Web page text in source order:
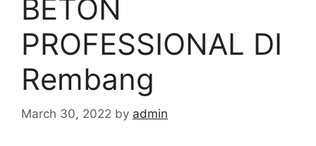
BETON
PROFESSIONAL DI
Rembang
March 30, 2022 by admin